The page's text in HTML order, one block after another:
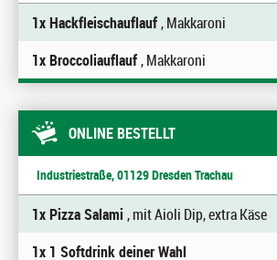
1x Hackfleischauflauf, Makkaroni
1x Broccoliauflauf, Makkaroni
ONLINE BESTELLT
Industriestraße, 01129 Dresden Trachau
1x Pizza Salami , mit Aioli Dip, extra Käse
1x 1 Softdrink deiner Wahl